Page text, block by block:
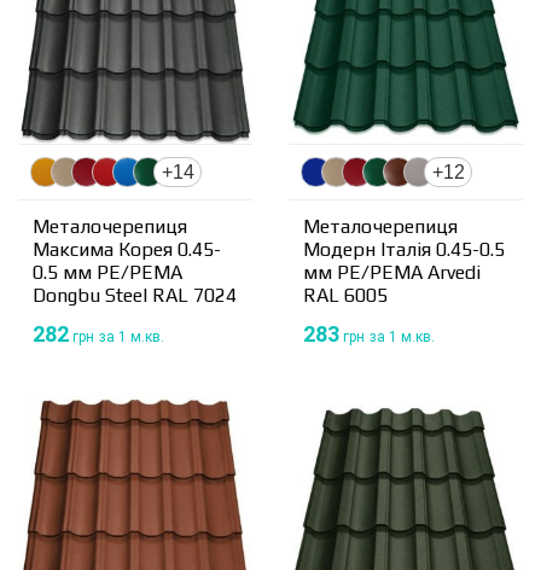
+14
Металочерепиця
Максима Корея 0.45-
0.5 мм PE/PEMA
Dongbu Steel RAL 7024
282 грн за 1 м.кв.
+12
Металочерепиця
Модерн Італія 0.45-0.5
мм PE/PEMA Arvedi
RAL 6005
283 грн за 1 м.кв.